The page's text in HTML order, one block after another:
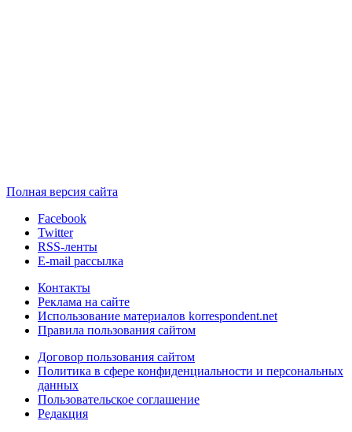
Полная версия сайта
Facebook
Twitter
RSS-ленты
E-mail рассылка
Контакты
Реклама на сайте
Использование материалов korrespondent.net
Правила пользования сайтом
Договор пользования сайтом
Политика в сфере конфиденциальности и персональных
данных
Пользовательское соглашение
Редакция